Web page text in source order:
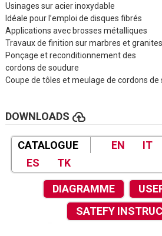
Usinages sur acier inoxydable
Idéale pour l’emploi de disques fibrés
Applications avec brosses métalliques
Travaux de finition sur marbres et granites
Ponçage et reconditionnement des
cordons de soudure
Coupe de tôles et meulage de cordons de
DOWNLOADS cloud_upload
CATALOGUE EN IT
ES
TK
DIAGRAMME
SATEFY